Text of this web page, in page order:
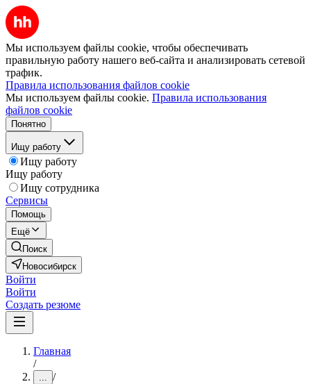
Мы используем файлы cookie, чтобы обеспечивать
правильную работу нашего веб-сайта и анализировать сетевой
трафик.
Правила использования файлов cookie
Мы используем файлы cookie. Правила использования
файлов cookie
Понятно
Ищу работу
Ищу работу
Ищу работу
Ищу сотрудника
Сервисы
Помощь
Ещё
Поиск
Новосибирск
Войти
Войти
Создать резюме
Главная
/
... /